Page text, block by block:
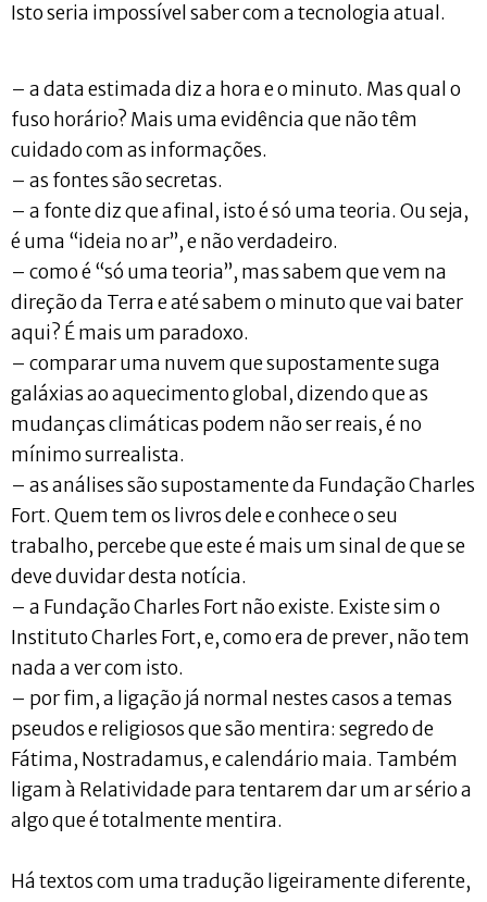
Isto seria impossível saber com a tecnologia atual.
– a data estimada diz a hora e o minuto. Mas qual o
fuso horário? Mais uma evidência que não têm
cuidado com as informações.
– as fontes são secretas.
– a fonte diz que afinal, isto é só uma teoria. Ou seja,
é uma “ideia no ar”, e não verdadeiro.
– como é “só uma teoria”, mas sabem que vem na
direção da Terra e até sabem o minuto que vai bater
aqui? É mais um paradoxo.
– comparar uma nuvem que supostamente suga
galáxias ao aquecimento global, dizendo que as
mudanças climáticas podem não ser reais, é no
mínimo surrealista.
– as análises são supostamente da Fundação Charles
Fort. Quem tem os livros dele e conhece o seu
trabalho, percebe que este é mais um sinal de que se
deve duvidar desta notícia.
– a Fundação Charles Fort não existe. Existe sim o
Instituto Charles Fort, e, como era de prever, não tem
nada a ver com isto.
– por fim, a ligação já normal nestes casos a temas
pseudos e religiosos que são mentira: segredo de
Fátima, Nostradamus, e calendário maia. Também
ligam à Relatividade para tentarem dar um ar sério a
algo que é totalmente mentira.
Há textos com uma tradução ligeiramente diferente,